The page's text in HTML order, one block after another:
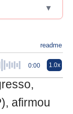
▾
readme
0:00 1.0x
afirmou